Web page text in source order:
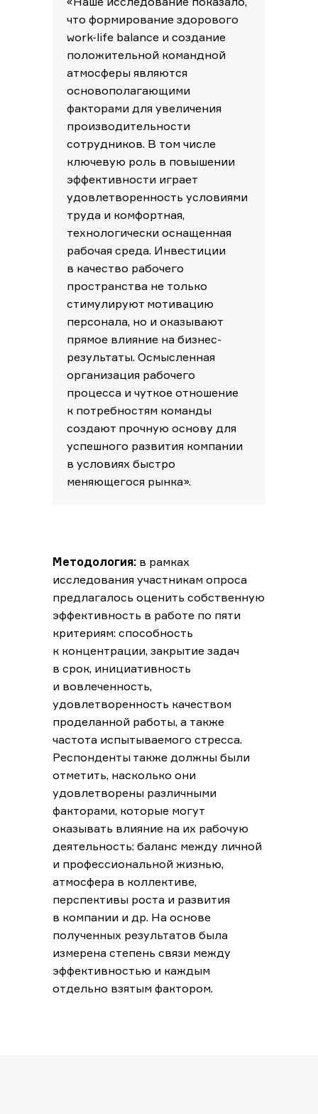
что формирование здорового
work-life balance и создание
положительной командной
атмосферы являются
основополагающими
факторами для увеличения
производительности
сотрудников. В том числе
ключевую роль в повышении
эффективности играет
удовлетворенность условиями
труда и комфортная,
технологически оснащенная
рабочая среда. Инвестиции
в качество рабочего
пространства не только
стимулируют мотивацию
персонала, но и оказывают
прямое влияние на бизнес-
результаты. Осмысленная
организация рабочего
процесса и чуткое отношение
к потребностям команды
создают прочную основу для
успешного развития компании
в условиях быстро
меняющегося рынка».
Методология: в рамках
исследования участникам опроса
предлагалось оценить собственную
эффективность в работе по пяти
критериям: способность
к концентрации, закрытие задач
в срок, инициативность
и вовлеченность,
удовлетворенность качеством
проделанной работы, а также
частота испытываемого стресса.
Респонденты также должны были
отметить, насколько они
удовлетворены различными
факторами, которые могут
оказывать влияние на их рабочую
деятельность: баланс между личной
и профессиональной жизнью,
атмосфера в коллективе,
перспективы роста и развития
в компании и др. На основе
полученных результатов была
измерена степень связи между
эффективностью и каждым
отдельно взятым фактором.